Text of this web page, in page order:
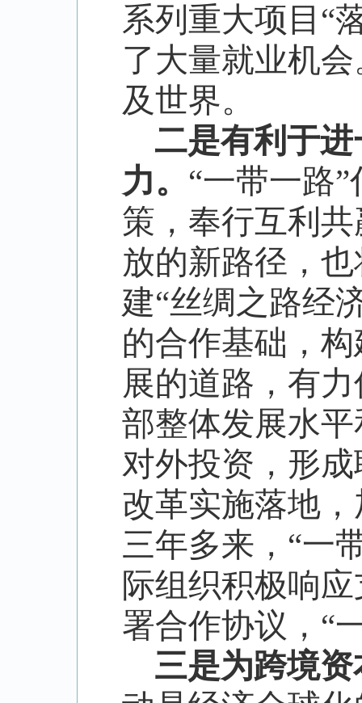
系列重大项目 “
了大量就业机会
及世界。
二是有利于
力。 “一带一路”
策，奉行互利
放的新路径，
建“丝绸之路经
的合作基础，
展的道路，有
部整体发展水
对外投资，形
改革实施落地
三年多来， “一
际组织积极响
署合作协议， “
三是为跨境